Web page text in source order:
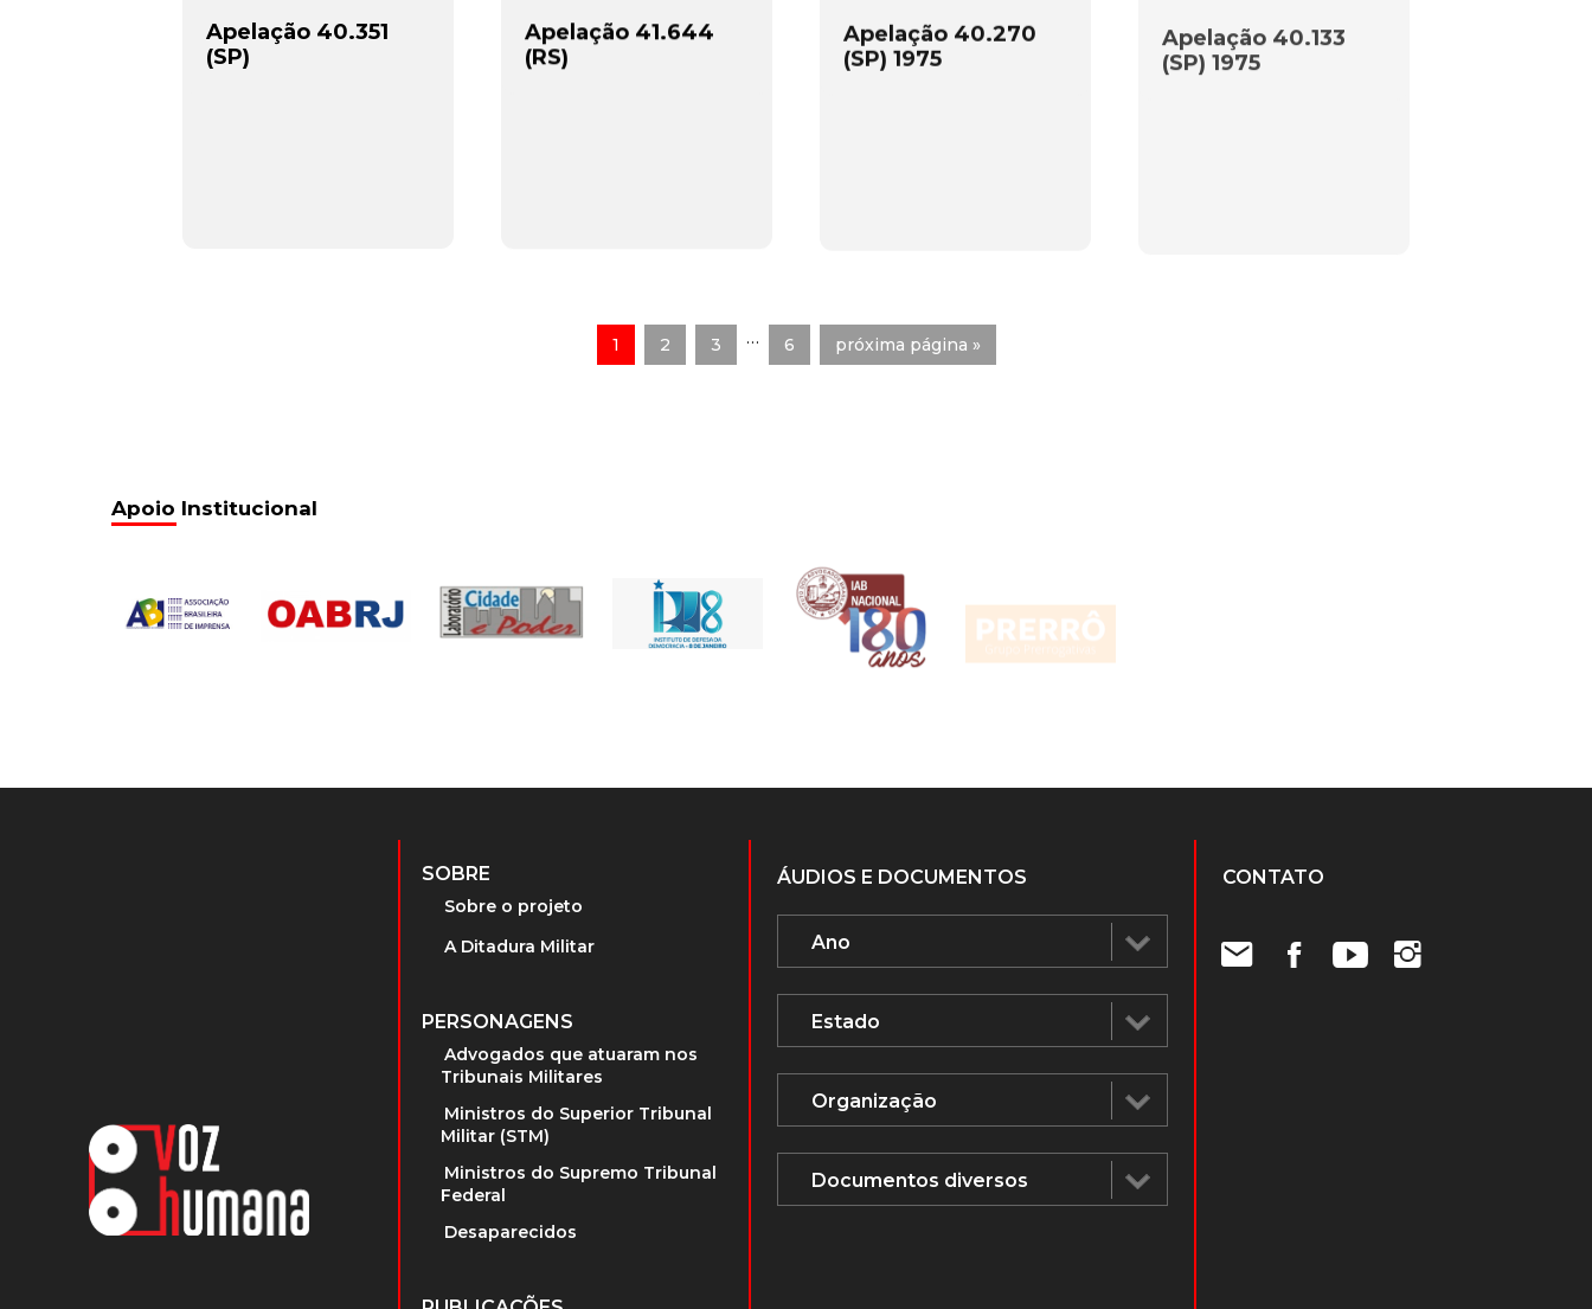
Apelação 40.351
(SP)
Apelação 41.644
(RS)
Apelação 40.270
(SP) 1975
Apelação 40.133
(SP) 1975
1 2 3 … 6 próxima página »
Apoio Institucional
SOBRE
Sobre o projeto
A Ditadura Militar
PERSONAGENS
Advogados que atuaram nos
Tribunais Militares
Ministros do Superior Tribunal
Militar (STM)
Ministros do Supremo Tribunal
Federal
Desaparecidos
ÁUDIOS E DOCUMENTOS CONTATO